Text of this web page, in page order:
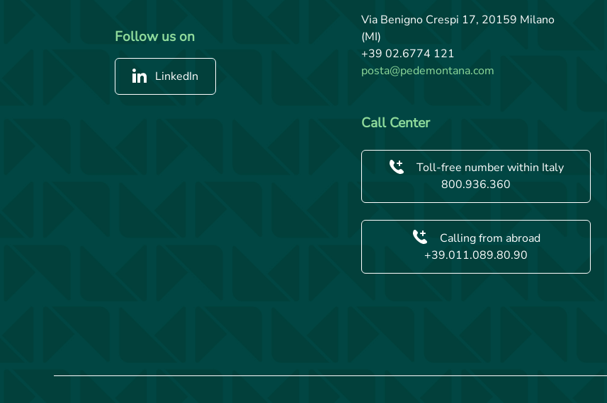
Follow us on
LinkedIn
Via Benigno Crespi 17, 20159 Milano
(MI)
+39 02.6774 121
posta@pedemontana.com
Call Center
Toll-free number within Italy
800.936.360
Calling from abroad
+39.011.089.80.90